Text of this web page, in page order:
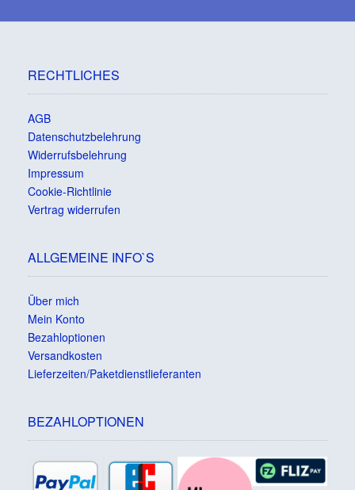
RECHTLICHES
AGB
Datenschutzbelehrung
Widerrufsbelehrung
Impressum
Cookie-Richtlinie
Vertrag widerrufen
ALLGEMEINE INFO`S
Über mich
Mein Konto
Bezahloptionen
Versandkosten
Lieferzeiten/Paketdienstlieferanten
BEZAHLOPTIONEN